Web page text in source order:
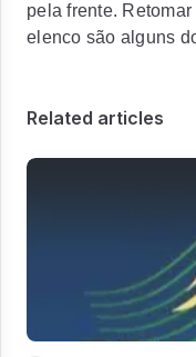
pela frente.
elenco são alguns
Related articles